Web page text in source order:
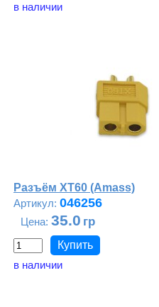
в наличии
Разъём XT60 (Amass)
046256
35.0
в наличии